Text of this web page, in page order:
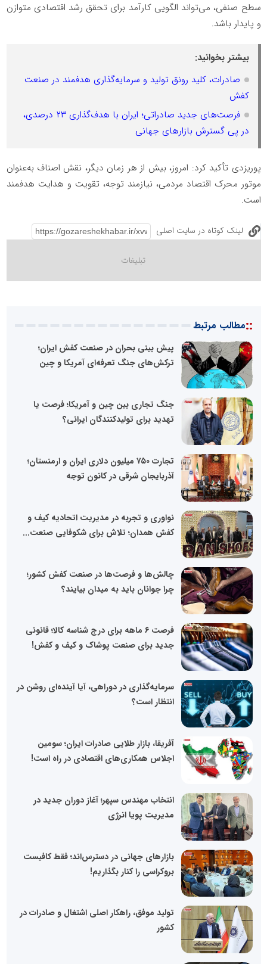
سطح صنفی، می‌تواند الگویی کارآمد برای تحقق رشد اقتصادی متوازن
و پایدار باشد.
بیشتر بخوانید:
صادرات، کلید رونق تولید و سرمایه‌گذاری هدفمند در صنعت
کفش
فرصت‌های جدید صادراتی؛ ایران با هدف‌گذاری ۲۳ درصدی،
در پی گسترش بازارهای جهانی
پوریزدی تأکید کرد: امروز، بیش از هر زمان دیگر، نقش اصناف به‌عنوان
موتور محرک اقتصاد مردمی، نیازمند توجه، تقویت و هدایت هدفمند
است.
لینک کوتاه در سایت اصلی
::مطالب مرتبط
پیش بینی بحران در صنعت کفش ایران؛
ترکش‌های جنگ تعرفه‌ای آمریکا و چین
جنگ تجاری بین چین و آمریکا؛ فرصت یا
تهدید برای تولیدکنندگان ایرانی؟
تجارت ۷۵۰ میلیون دلاری ایران و ارمنستان؛
آذربایجان شرقی در کانون توجه
نواوری و تجربه در مدیریت اتحادیه کیف و
کفش همدان؛ تلاش برای شکوفایی صنعت...
چالش‌ها و فرصت‌ها در صنعت کفش کشور؛
چرا جوانان باید به میدان بیایند؟
فرصت 6 ماهه برای درج شناسه کالا؛ قانونی
جدید برای صنعت پوشاک و کیف و کفش!
سرمایه‌گذاری در دوراهی، آیا آینده‌ای روشن در
انتظار است؟
آفریقا، بازار طلایی صادرات ایران؛ سومین
اجلاس همکاری‌های اقتصادی در راه است!
انتخاب مهندس سپهر؛ آغاز دوران جدید در
مدیریت پویا انرژی
بازارهای جهانی در دسترس‌اند؛ فقط کافیست
بروکراسی را کنار بگذاریم!
تولید موفق، راهکار اصلی اشتغال و صادرات در
کشور